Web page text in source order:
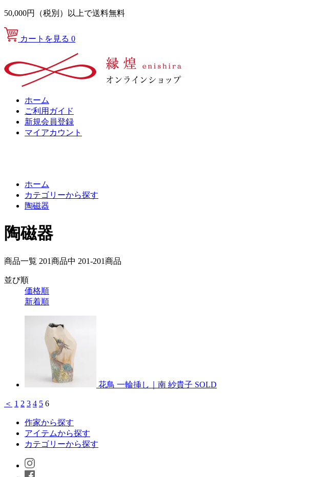
50,000円（税別）以上で送料無料
カートを見る 0
ホーム
ご利用ガイド
新規会員登録
マイアカウント
ホーム
カテゴリーから探す
陶磁器
陶磁器
商品一覧 201商品中 201-201商品
並び順
価格順
新着順
花鳥 一輪挿し｜南 紗貴子 SOLD
＜ 1 2 3 4 5 6
作家から探す
アイテムから探す
カテゴリーから探す